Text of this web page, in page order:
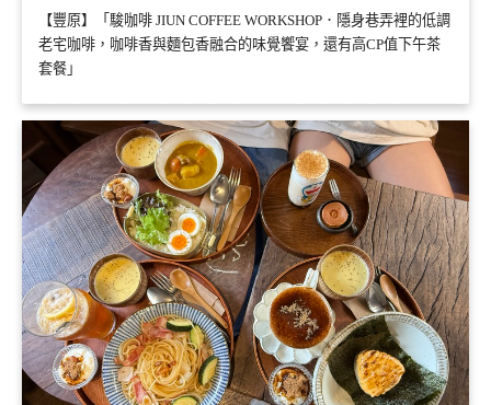
【豐原】「駿咖啡 JIUN COFFEE WORKSHOP．隱身巷弄裡的低調
老宅咖啡，咖啡香與麵包香融合的味覺饗宴，還有高CP值下午茶
套餐」